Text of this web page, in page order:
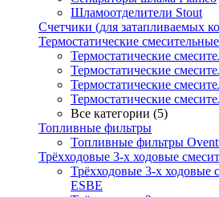
Шламоотделители Stout
Счетчики (для затапливаемых
Термостатические
Термостатические
Термостатические
Термостатические
Термостатические
Все категории (5)
Топливные фильтры
Топливные фильтры
Трёхходовые 3-х ходовые
Трёхходовые 3-х ходовые
ESBE